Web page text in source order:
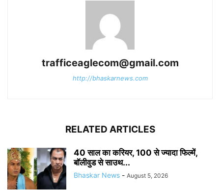
trafficeaglecom@gmail.com
http://bhaskarnews.com
RELATED ARTICLES
40 साल का करियर, 100 से ज्यादा फिल्में,
बॉलीवुड से साउथ...
Bhaskar News - August 5, 2026